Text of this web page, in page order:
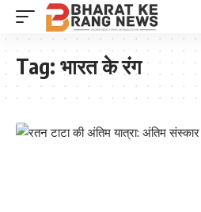
Tag: भारत के रंग